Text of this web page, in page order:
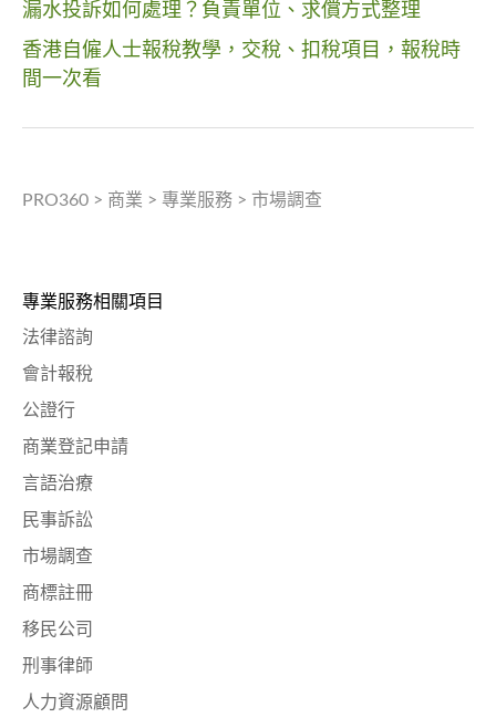
漏水投訴如何處理？負責單位、求償方式整理
香港自僱人士報稅教學，交稅、扣稅項目，報稅時
間一次看
PRO360 > 商業 > 專業服務 > 市場調查
專業服務相關項目
法律諮詢
會計報稅
公證行
商業登記申請
言語治療
民事訴訟
市場調查
商標註冊
移民公司
刑事律師
人力資源顧問